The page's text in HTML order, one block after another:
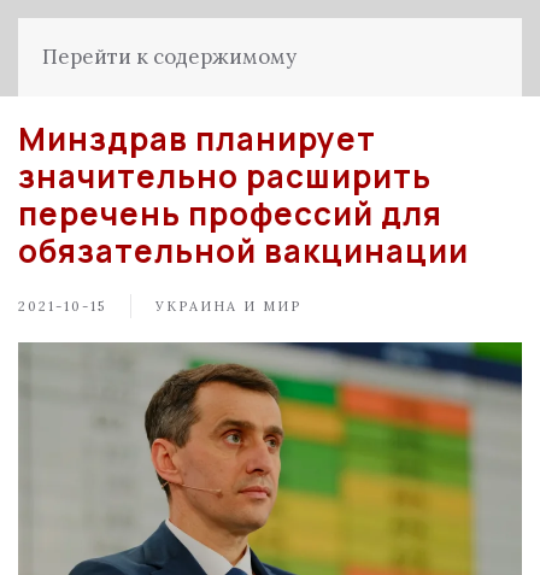
Перейти к содержимому
Минздрав планирует
значительно расширить
перечень профессий для
обязательной вакцинации
2021-10-15 УКРАИНА И МИР